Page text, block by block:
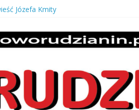
Józefa Kmity
– ponadczasowy styl i męska elegancja